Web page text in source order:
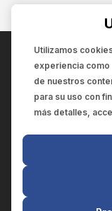
SCILINK
El contenido y la
Utilizamos
experiencia como
de nuestros
para su uso con
más detalles,